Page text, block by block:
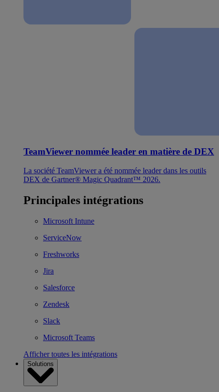
TeamViewer nommée leader en matière de DEX
La société TeamViewer a été nommée leader dans les outils
DEX de Gartner® Magic Quadrant™ 2026.
Principales intégrations
Microsoft Intune
ServiceNow
Freshworks
Jira
Salesforce
Zendesk
Slack
Microsoft Teams
Afficher toutes les intégrations
Solutions